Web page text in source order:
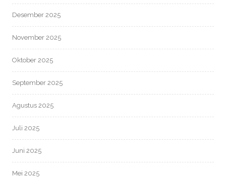
Desember 2025
November 2025
Oktober 2025
September 2025
Agustus 2025
Juli 2025
Juni 2025
Mei 2025